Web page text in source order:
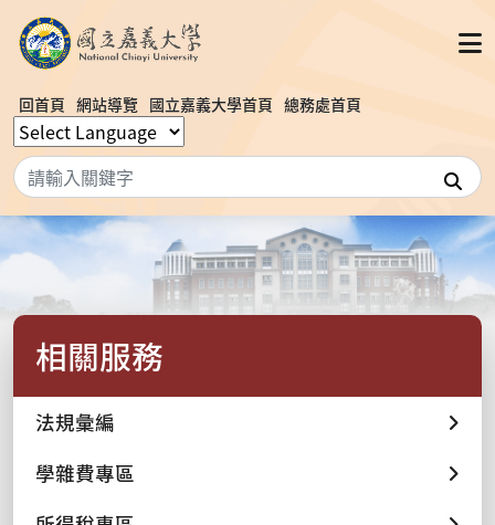
回首頁 網站導覽 國立嘉義大學首頁 總務處首頁
搜尋
相關服務
法規彙編
學雜費專區